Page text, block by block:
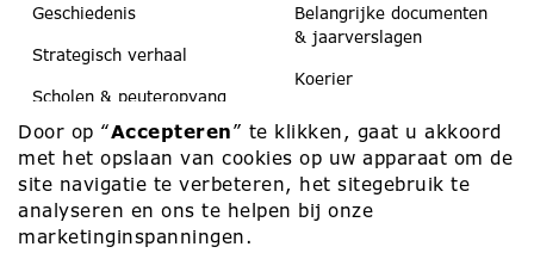
Geschiedenis
Strategisch verhaal
Scholen & peuteropvang
Contact
Belangrijke documenten
& jaarverslagen
Koerier
Medezeggenschap
Werken bij Contact
Door op “Accepteren” te klikken, gaat u akkoord
met het opslaan van cookies op uw apparaat om de
site navigatie te verbeteren, het sitegebruik te
analyseren en ons te helpen bij onze
marketinginspanningen.